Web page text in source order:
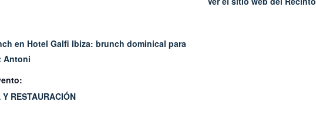
en Hotel Galfi Ibiza: brunch dominical para
Antoni
RESTAURACIÓN